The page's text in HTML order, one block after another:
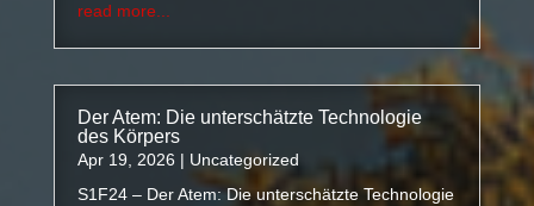
read more...
Der Atem: Die unterschätzte Technologie
des Körpers
Apr 19, 2026 | Uncategorized
S1F24 – Der Atem: Die unterschätzte Technologie